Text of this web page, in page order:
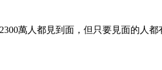
萬人都見到面，但只要見面的人